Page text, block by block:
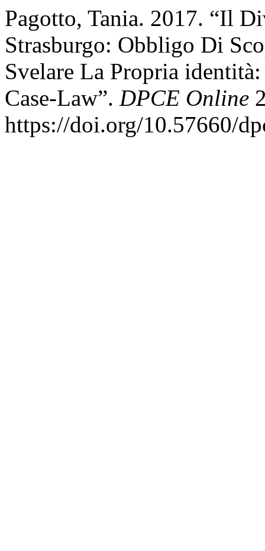
Pagotto, Tania. 2017. “Il
Strasburgo: Obbligo Di
Svelare La Propria
Case-Law”. DPCE Online
https://doi.org/10.57660/